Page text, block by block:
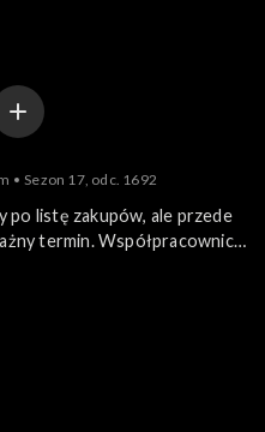
Sezon 17, odc. 1692
po listę zakupów, ale przede
termin. Współpracownica
chce się
w targach zdrowej